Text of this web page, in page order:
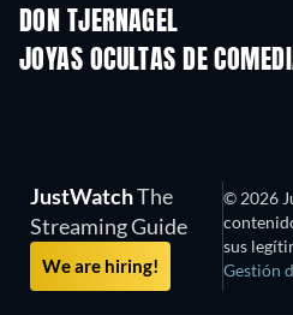
DON TJERNAGEL
JOYAS OCULTAS DE
JustWatchThe
Streaming Guide
We are hiring!
© 2026
sus
Gestión